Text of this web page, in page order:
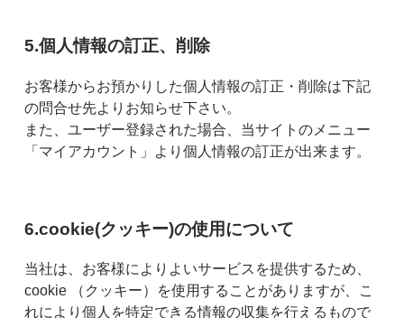
5.個人情報の訂正、削除
お客様からお預かりした個人情報の訂正・削除は下記
の問合せ先よりお知らせ下さい。
また、ユーザー登録された場合、当サイトのメニュー
「マイアカウント」より個人情報の訂正が出来ます。
6.cookie(クッキー)の使用について
当社は、お客様によりよいサービスを提供するため、
cookie （クッキー）を使用することがありますが、こ
れにより個人を特定できる情報の収集を行えるもので